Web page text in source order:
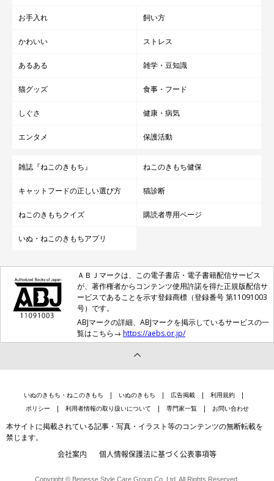
お手入れ 飼い方
かわいい ストレス
あるある 雑学・豆知識
猫グッズ 食事・フード
しぐさ 健康・病気
エンタメ 保護活動
雑誌『ねこのきもち』 ねこのきもち健保
キャットフードの正しい選び方 猫診断
ねこのきもちクイズ 購読者専用ページ
いぬ・ねこのきもちアプリ
ＡＢＪマークは、この電子書店・電子書籍配信サービス
が、著作権者からコンテンツ使用許諾を得た正規版配信サ
ービスであることを示す登録商標（登録番号 第11091003
号）です。
ABJマークの詳細、ABJマークを掲示しているサービスの一
覧はこちら→ https://aebs.or.jp/
いぬのきもち・ねこのきもち いぬのきもち 広告掲載
利用規約
ポリシー
利用者情報の取り扱いについて 専門家一覧 お問い合わせ
本サイトに掲載されている記事・写真・イラスト等のコンテンツの無断転載を
禁じます。
会社案内 個人情報保護法に基づく公表事項等
Copyright © Benesse Style Care Group Co.,Ltd. All Rights Reserved.